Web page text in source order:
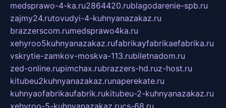
medsprawo-4-ka.ru2864420.rublagodarenie-spb.ru
zajmy24.rutovudyi-4-kuhnyanazakaz.ru
brazzerscom.rumedsprawo4ka.ru
xehyroo5kuhnyanazakaz.rufabrikayfabrikaefabrika.ru
vskrytie-zamkov-moskva-113.rubiletnadom.ru
zed-online.rupimchax.rubrazzers-hd.ruz-host.ru
kitubeu2kuhnyanazakaz.runaperekate.ru
kuhnyaofabrikaufabrik.rukitubeu-2-kuhnyanazakaz.ru